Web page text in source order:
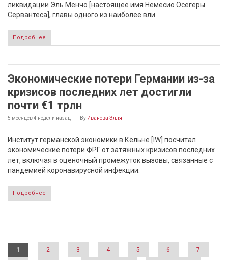
ликвидации Эль Менчо [настоящее имя Немесио Осегеры
Сервантеса], главы одного из наиболее вли
Подробнее
Экономические потери Германии из-за
кризисов последних лет достигли
почти €1 трлн
5 месяцев 4 недели назад By Иванова Элля
Институт германской экономики в Кёльне [IW] посчитал
экономические потери ФРГ от затяжных кризисов последних
лет, включая в оценочный промежуток вызовы, связанные с
пандемией коронавирусной инфекции.
Подробнее
Страницы
1 2 3 4 5 6 7